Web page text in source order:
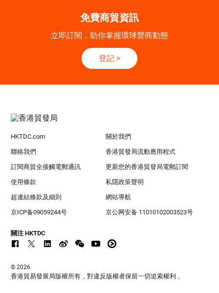
免費商貿資訊
立即訂閱，助你掌握環球營商動態
登記 >
HKTDC.com 關於我們
聯絡我們 香港貿發局流動應用程式
訂閱商貿全接觸電郵通訊 更新您的香港貿發局電郵訂閱
使用條款 私隱政策聲明
超連結條款及細則 網站導航
京ICP备09059244号 京公网安备 11010102003523号
關注 HKTDC
© 2026
香港貿易發展局版權所有，對違反版權者保留一切追索權利 。